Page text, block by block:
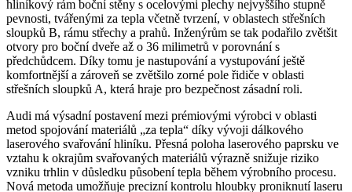
hliníkový rám boční stěny s ocelovými plechy nejvyššího stupně
pevnosti, tvářenými za tepla včetně tvrzení, v oblastech střešních
sloupků B, rámu střechy a prahů. Inženýrům se tak podařilo zvětšit
otvory pro boční dveře až o 36 milimetrů v porovnání s
předchůdcem. Díky tomu je nastupování a vystupování ještě
komfortnější a zároveň se zvětšilo zorné pole řidiče v oblasti
střešních sloupků A, která hraje pro bezpečnost zásadní roli.
Audi má výsadní postavení mezi prémiovými výrobci v oblasti
metod spojování materiálů „za tepla“ díky vývoji dálkového
laserového svařování hliníku. Přesná poloha laserového paprsku ve
vztahu k okrajům svařovaných materiálů výrazně snižuje riziko
vzniku trhlin v důsledku působení tepla během výrobního procesu.
Nová metoda umožňuje precizní kontrolu hloubky proniknutí laseru